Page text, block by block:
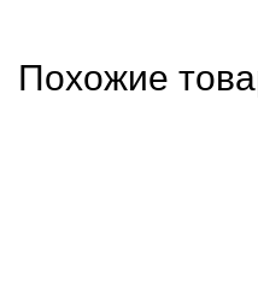
Похожие